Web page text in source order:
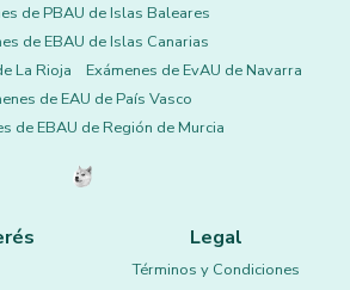
de PBAU de Islas Baleares
de EBAU de Islas Canarias
La Rioja
Exámenes de EvAU de Navarra
de EAU de País Vasco
de EBAU de Región de Murcia
Legal
Términos y Condiciones